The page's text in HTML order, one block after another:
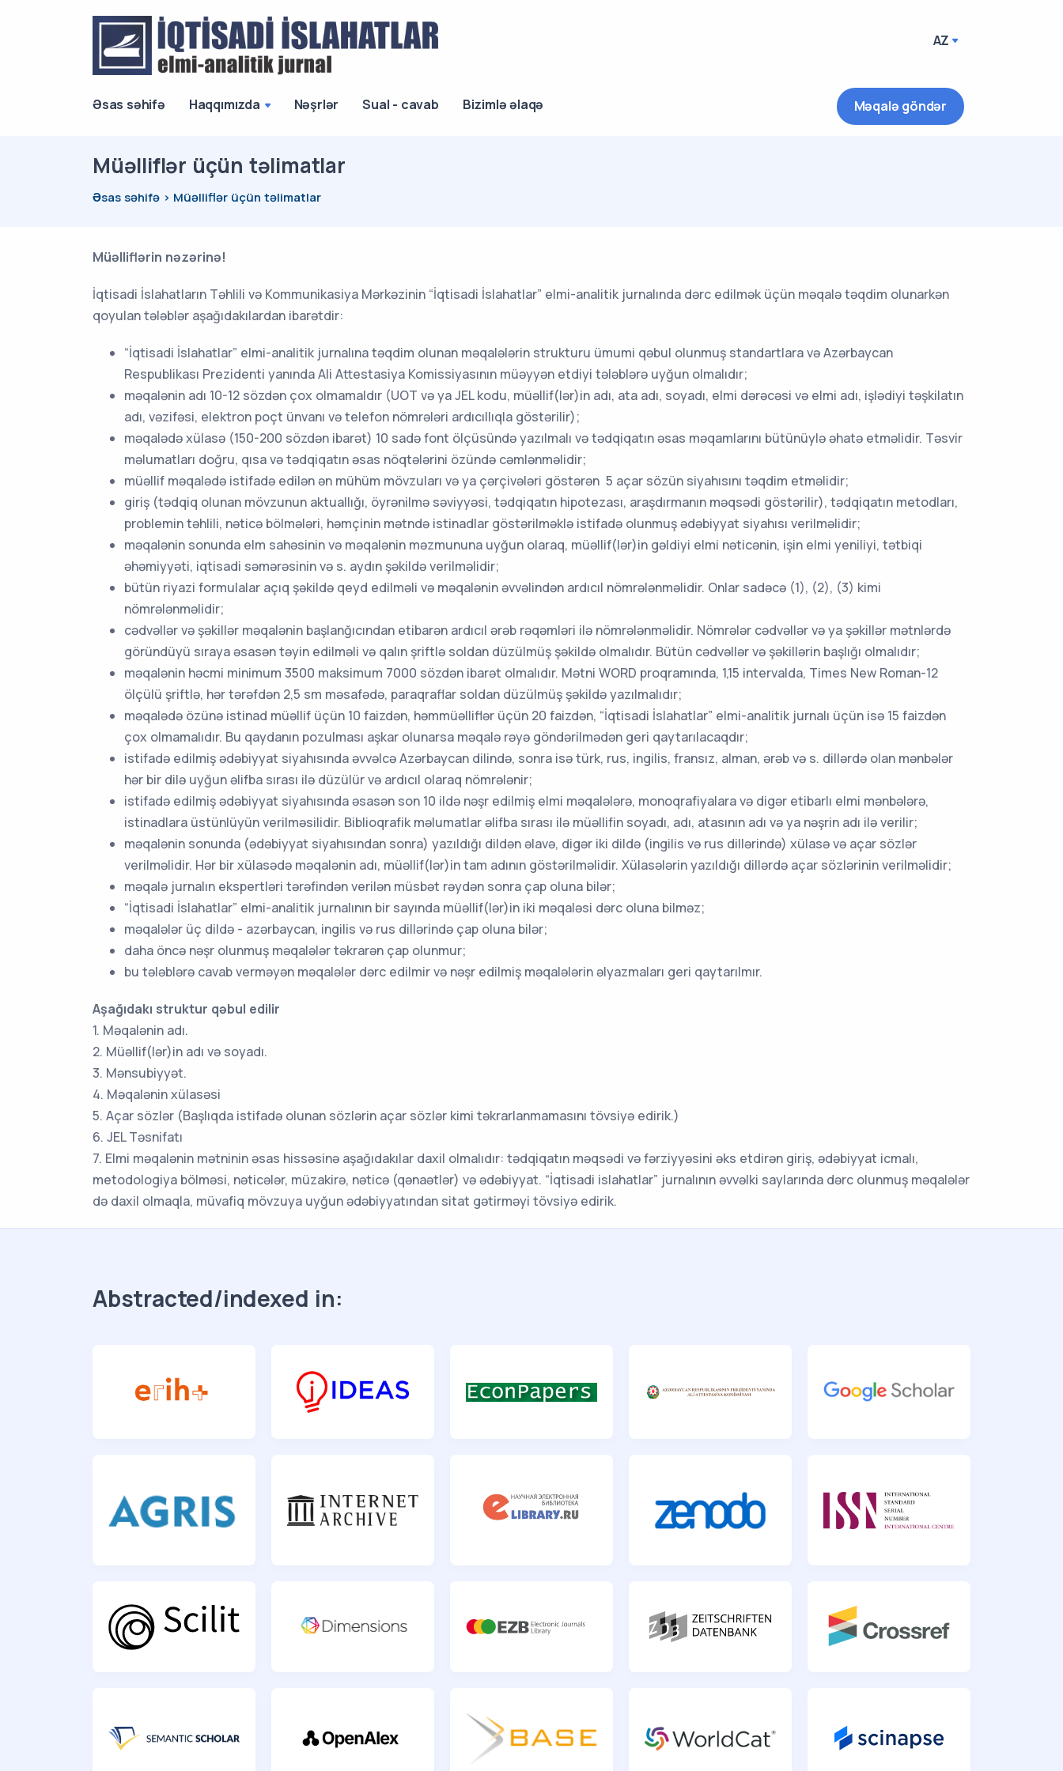
AZ
Əsas səhifə Haqqımızda Nəşrlər Sual - cavab Bizimlə əlaqə Məqalə göndər
Müəlliflər üçün təlimatlar
Əsas səhifə Müəlliflər üçün təlimatlar
Müəlliflərin nəzərinə!
İqtisadi İslahatların Təhlili və Kommunikasiya Mərkəzinin “İqtisadi İslahatlar” elmi-analitik jurnalında dərc edilmək üçün məqalə təqdim olunarkən
qoyulan tələblər aşağıdakılardan ibarətdir:
“İqtisadi İslahatlar” elmi-analitik jurnalına təqdim olunan məqalələrin strukturu ümumi qəbul olunmuş standartlara və Azərbaycan
Respublikası Prezidenti yanında Ali Attestasiya Komissiyasının müəyyən etdiyi tələblərə uyğun olmalıdır;
məqalənin adı 10-12 sözdən çox olmamaldır (UOT və ya JEL kodu, müəllif(lər)in adı, ata adı, soyadı, elmi dərəcəsi və elmi adı, işlədiyi təşkilatın
adı, vəzifəsi, elektron poçt ünvanı və telefon nömrələri ardıcıllıqla göstərilir);
məqalədə xülasə (150-200 sözdən ibarət) 10 sadə font ölçüsündə yazılmalı və tədqiqatın əsas məqamlarını bütünüylə əhatə etməlidir. Təsvir
məlumatları doğru, qısa və tədqiqatın əsas nöqtələrini özündə cəmlənməlidir;
müəllif məqalədə istifadə edilən ən mühüm mövzuları və ya çərçivələri göstərən 5 açar sözün siyahısını təqdim etməlidir;
giriş (tədqiq olunan mövzunun aktuallığı, öyrənilmə səviyyəsi, tədqiqatın hipotezası, araşdırmanın məqsədi göstərilir), tədqiqatın metodları,
problemin təhlili, nəticə bölmələri, həmçinin mətndə istinadlar göstərilməklə istifadə olunmuş ədəbiyyat siyahısı verilməlidir;
məqalənin sonunda elm sahəsinin və məqalənin məzmununa uyğun olaraq, müəllif(lər)in gəldiyi elmi nəticənin, işin elmi yeniliyi, tətbiqi
əhəmiyyəti, iqtisadi səmərəsinin və s. aydın şəkildə verilməlidir;
bütün riyazi formulalar açıq şəkildə qeyd edilməli və məqalənin əvvəlindən ardıcıl nömrələnməlidir. Onlar sadəcə (1), (2), (3) kimi
nömrələnməlidir;
cədvəllər və şəkillər məqalənin başlanğıcından etibarən ardıcıl ərəb rəqəmləri ilə nömrələnməlidir. Nömrələr cədvəllər və ya şəkillər mətnlərdə
göründüyü sıraya əsasən təyin edilməli və qalın şriftlə soldan düzülmüş şəkildə olmalıdır. Bütün cədvəllər və şəkillərin başlığı olmalıdır;
məqalənin həcmi minimum 3500 maksimum 7000 sözdən ibarət olmalıdır. Mətni WORD proqramında, 1,15 intervalda, Times New Roman-12
ölçülü şriftlə, hər tərəfdən 2,5 sm məsafədə, paraqraflar soldan düzülmüş şəkildə yazılmalıdır;
məqalədə özünə istinad müəllif üçün 10 faizdən, həmmüəlliflər üçün 20 faizdən, “İqtisadi İslahatlar” elmi-analitik jurnalı üçün isə 15 faizdən
çox olmamalıdır. Bu qaydanın pozulması aşkar olunarsa məqalə rəyə göndərilmədən geri qaytarılacaqdır;
istifadə edilmiş ədəbiyyat siyahısında əvvəlcə Azərbaycan dilində, sonra isə türk, rus, ingilis, fransız, alman, ərəb və s. dillərdə olan mənbələr
hər bir dilə uyğun əlifba sırası ilə düzülür və ardıcıl olaraq nömrələnir;
istifadə edilmiş ədəbiyyat siyahısında əsasən son 10 ildə nəşr edilmiş elmi məqalələrə, monoqrafiyalara və digər etibarlı elmi mənbələrə,
istinadlara üstünlüyün verilməsilidir. Biblioqrafik məlumatlar əlifba sırası ilə müəllifin soyadı, adı, atasının adı və ya nəşrin adı ilə verilir;
məqalənin sonunda (ədəbiyyat siyahısından sonra) yazıldığı dildən əlavə, digər iki dildə (ingilis və rus dillərində) xülasə və açar sözlər
verilməlidir. Hər bir xülasədə məqalənin adı, müəllif(lər)in tam adının göstərilməlidir. Xülasələrin yazıldığı dillərdə açar sözlərinin verilməlidir;
məqalə jurnalın ekspertləri tərəfindən verilən müsbət rəydən sonra çap oluna bilər;
“İqtisadi İslahatlar” elmi-analitik jurnalının bir sayında müəllif(lər)in iki məqaləsi dərc oluna bilməz;
məqalələr üç dildə - azərbaycan, ingilis və rus dillərində çap oluna bilər;
daha öncə nəşr olunmuş məqalələr təkrarən çap olunmur;
bu tələblərə cavab verməyən məqalələr dərc edilmir və nəşr edilmiş məqalələrin əlyazmaları geri qaytarılmır.
Aşağıdakı struktur qəbul edilir
1. Məqalənin adı.
2. Müəllif(lər)in adı və soyadı.
3. Mənsubiyyət.
4. Məqalənin xülasəsi
5. Açar sözlər (Başlıqda istifadə olunan sözlərin açar sözlər kimi təkrarlanmamasını tövsiyə edirik.)
6. JEL Təsnifatı
7. Elmi məqalənin mətninin əsas hissəsinə aşağıdakılar daxil olmalıdır: tədqiqatın məqsədi və fərziyyəsini əks etdirən giriş, ədəbiyyat icmalı,
metodologiya bölməsi, nəticələr, müzakirə, nəticə (qənaətlər) və ədəbiyyat. “İqtisadi islahatlar” jurnalının əvvəlki saylarında dərc olunmuş məqalələr
də daxil olmaqla, müvafiq mövzuya uyğun ədəbiyyatından sitat gətirməyi tövsiyə edirik.
Abstracted/indexed in: